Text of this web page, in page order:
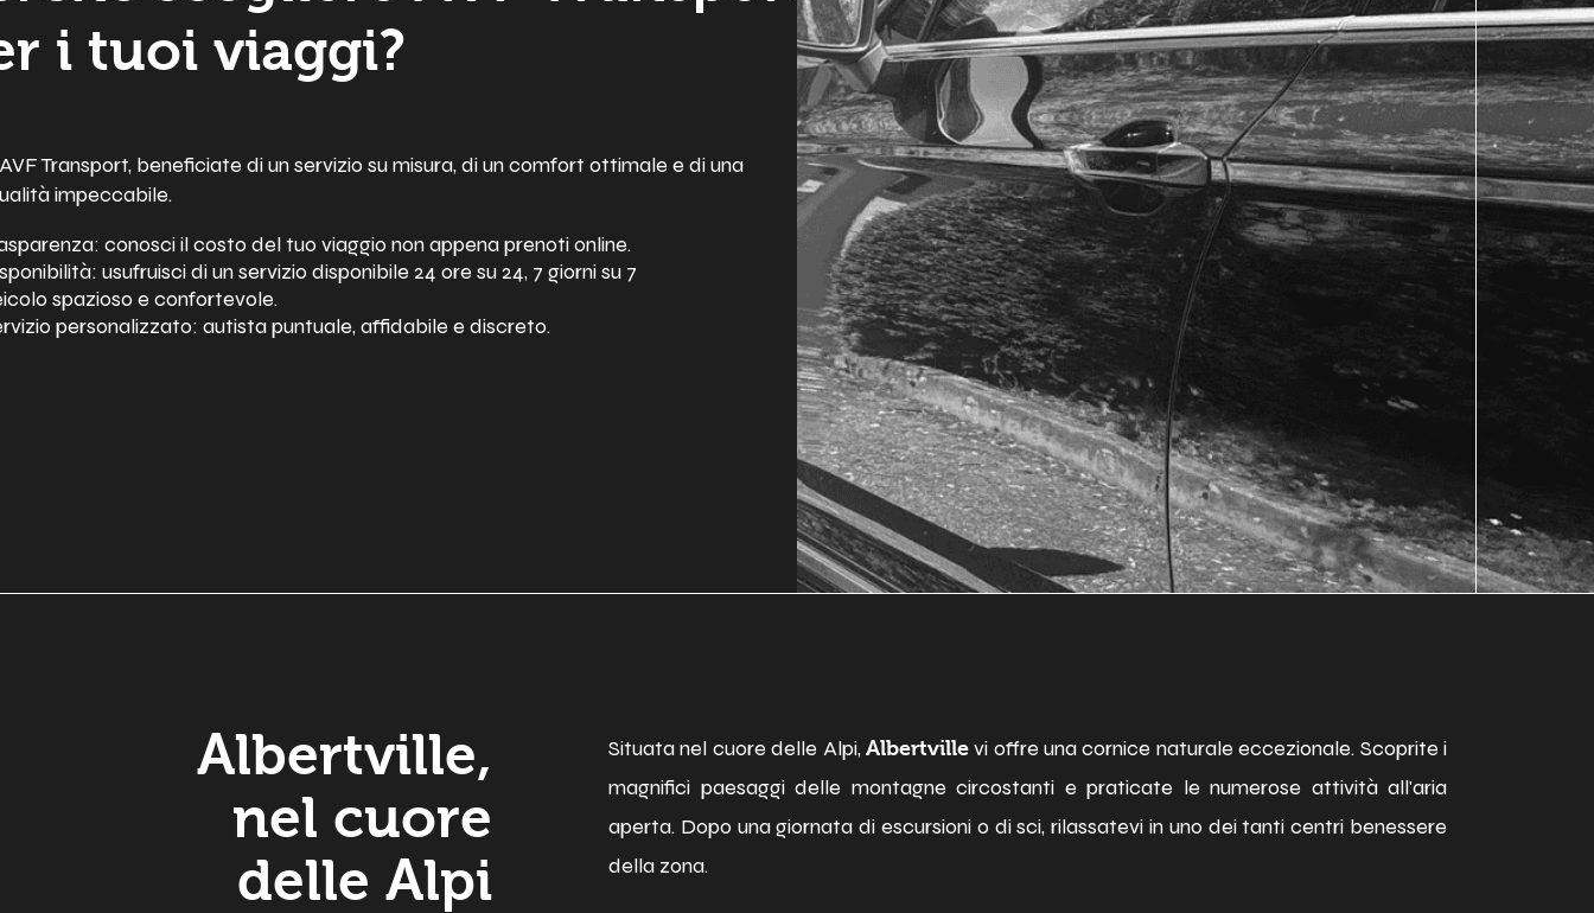
i tuoi viaggi?
Transport, beneficiate di un servizio su misura, di un comfort ottimale e di una
impeccabile.
conosci il costo del tuo viaggio non appena prenoti online.
usufruisci di un servizio disponibile 24 ore su 24, 7 giorni su 7
spazioso e confortevole.
personalizzato: autista puntuale, affidabile e discreto.
Albertville,
nel cuore
delle Alpi
Situata nel cuore delle Alpi, Albertvillevi offre una cornice naturale eccezionale. Scoprite i
magnifici paesaggi delle montagne circostanti e praticate le numerose attività all'aria
aperta. Dopo una giornata di escursioni o di sci, rilassatevi in uno dei tanti centri benessere
della zona.